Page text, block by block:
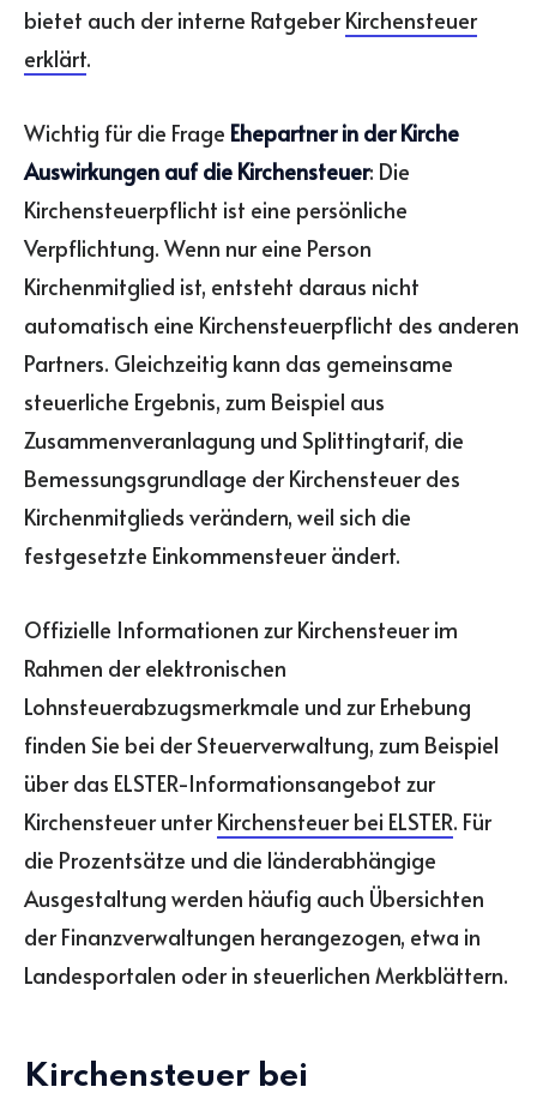
bietet auch der interne RatgeberKirchensteuer
erklärt.
Wichtig für die Frage Ehepartner in der Kirche
Auswirkungen auf die Kirchensteuer: Die
Kirchensteuerpflicht ist eine persönliche
Verpflichtung. Wenn nur eine Person
Kirchenmitglied ist, entsteht daraus nicht
automatisch eine Kirchensteuerpflicht des anderen
Partners. Gleichzeitig kann das gemeinsame
steuerliche Ergebnis, zum Beispiel aus
Zusammenveranlagung und Splittingtarif, die
Bemessungsgrundlage der Kirchensteuer des
Kirchenmitglieds verändern, weil sich die
festgesetzte Einkommensteuer ändert.
Offizielle Informationen zur Kirchensteuer im
Rahmen der elektronischen
Lohnsteuerabzugsmerkmale und zur Erhebung
finden Sie bei der Steuerverwaltung, zum Beispiel
über das ELSTER-Informationsangebot zur
Kirchensteuer unterKirchensteuer bei ELSTER. Für
die Prozentsätze und die länderabhängige
Ausgestaltung werden häufig auch Übersichten
der Finanzverwaltungen herangezogen, etwa in
Landesportalen oder in steuerlichen Merkblättern.
Kirchensteuer bei